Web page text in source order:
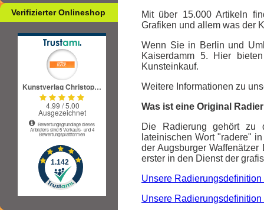
Verifizierter Onlineshop
Mit über 15.000 Artikeln
Grafiken und allem was der
Wenn Sie in Berlin und
Kaiserdamm 5. Hier
Kunsteinkauf.
Weitere Informationen zu
Was ist eine Original
Die Radierung gehört zu
lateinischen Wort "radere"
der Augsburger
erster in den Dienst der
Unsere Radierungsdefinition
Unsere